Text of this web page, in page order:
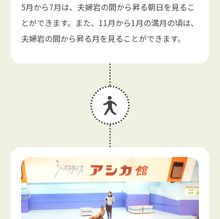
5月から7月は、夫婦岩の間から昇る朝日を見るこ
とができます。また、11月から1月の満月の頃は、
夫婦岩の間から昇る月を見ることができます。